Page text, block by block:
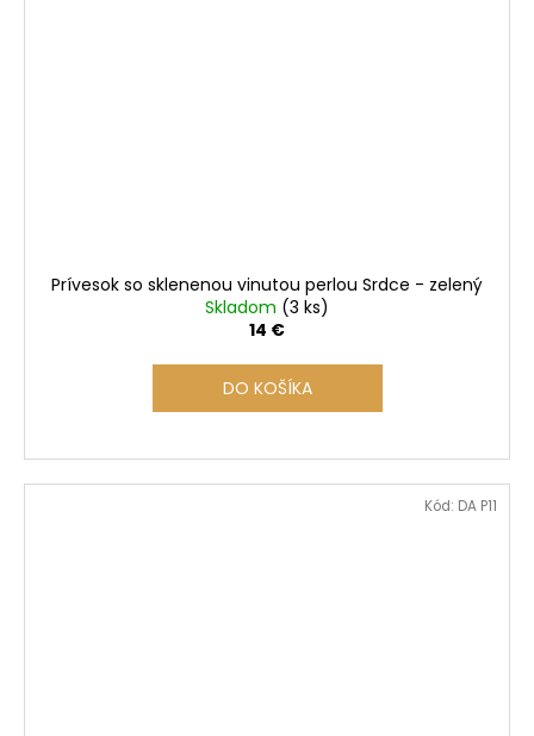
Prívesok so sklenenou vinutou perlou Srdce - zelený
Skladom (3 ks)
14 €
DO KOŠÍKA
Kód: DA P11